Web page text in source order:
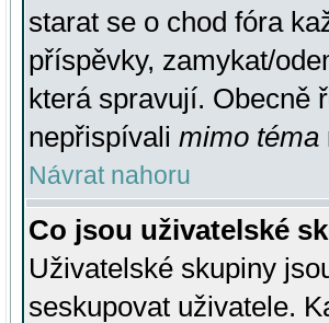
starat se o chod fóra
příspěvky, zamykat/
která spravují. Obecně
nepřispívali mimo téma
Návrat nahoru
Co jsou uživatelské
Uživatelské skupiny
seskupovat uživatele.